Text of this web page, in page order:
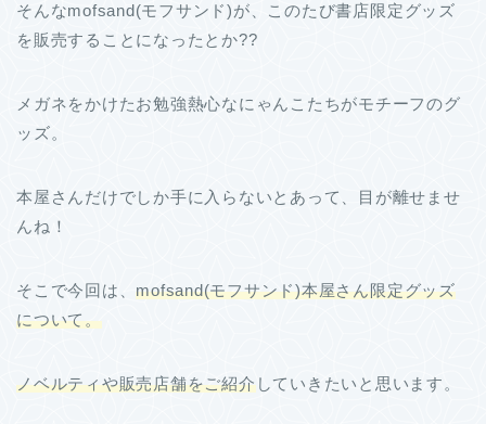
そんなmofsand(モフサンド)が、このたび書店限定グッズ
を販売することになったとか??
メガネをかけたお勉強熱心なにゃんこたちがモチーフのグ
ッズ。
本屋さんだけでしか手に入らないとあって、目が離せませ
んね！
そこで今回は、mofsand(モフサンド)本屋さん限定グッズ
について。
ノベルティや販売店舗をご紹介していきたいと思います。